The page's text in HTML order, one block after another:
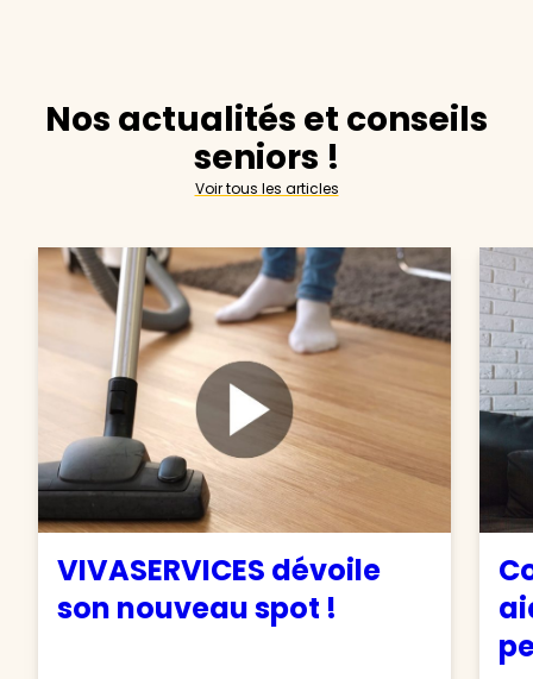
Nos actualités et conseils
seniors !
Voir tous les articles
VIVASERVICES dévoile
son nouveau spot !